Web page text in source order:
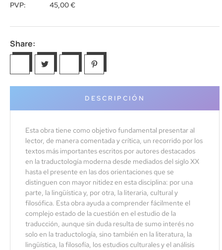
PVP:
45,00€
Share:
DESCRIPCIÓN
Esta obra tiene como objetivo fundamental presentar al
lector, de manera comentada y crítica, un recorrido por los
textos más importantes escritos por autores destacados
en la traductología moderna desde mediados del siglo XX
hasta el presente en las dos orientaciones que se
distinguen con mayor nitidez en esta disciplina: por una
parte, la lingüística y, por otra, la literaria, cultural y
filosófica. Esta obra ayuda a comprender fácilmente el
complejo estado de la cuestión en el estudio de la
traducción, aunque sin duda resulta de sumo interés no
solo en la traductología, sino también en la literatura, la
lingüística, la filosofía, los estudios culturales y el análisis